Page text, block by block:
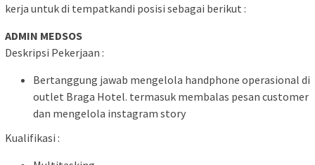
kerja untuk di tempatkandi posisi sebagai berikut :
ADMIN MEDSOS
Deskripsi Pekerjaan :
Bertanggung jawab mengelola handphone operasional di
outlet Braga Hotel. termasuk membalas pesan customer
dan mengelola instagram story
Kualifikasi :